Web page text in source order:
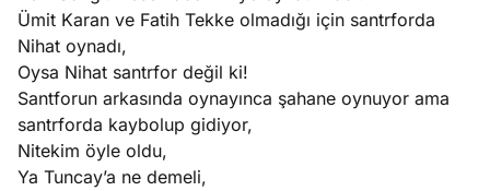
Ümit Karan ve Fatih Tekke olmadığı için santrforda
Nihat oynadı,
Oysa Nihat santrfor değil ki!
Santforun arkasında oynayınca şahane oynuyor ama
santrforda kaybolup gidiyor,
Nitekim öyle oldu,
Ya Tuncay’a ne demeli,